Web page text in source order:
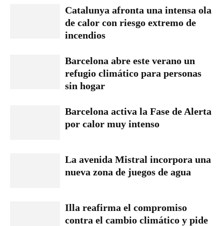
Catalunya afronta una intensa ola
de calor con riesgo extremo de
incendios
Barcelona abre este verano un
refugio climático para personas
sin hogar
Barcelona activa la Fase de Alerta
por calor muy intenso
La avenida Mistral incorpora una
nueva zona de juegos de agua
Illa reafirma el compromiso
contra el cambio climático y pide